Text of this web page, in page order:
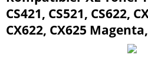
CS421, CS521, CS622,
CX622, CX625